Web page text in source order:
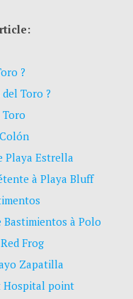
?
Toro ?
Playa Estrella
à Playa Bluff
Bastimientos à Polo
Frog
Zapatilla
Hospital point